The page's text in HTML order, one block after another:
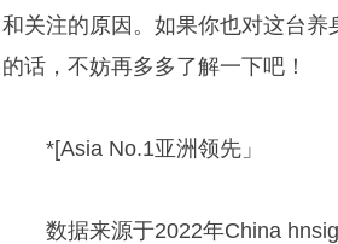
和关注的原因。如果你也对这台
的话，不妨再多多了解一下吧！
*[Asia No.1亚洲领先」
数据来源于2022年China